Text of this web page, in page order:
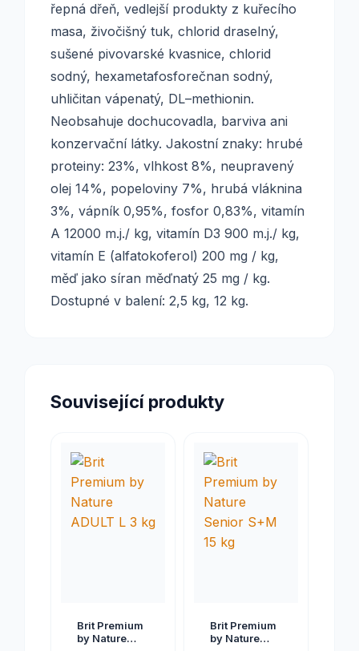
řepná dřeň, vedlejší produkty z kuřecího
masa, živočišný tuk, chlorid draselný,
sušené pivovarské kvasnice, chlorid
sodný, hexametafosforečnan sodný,
uhličitan vápenatý, DL–methionin.
Neobsahuje dochucovadla, barviva ani
konzervační látky. Jakostní znaky: hrubé
proteiny: 23%, vlhkost 8%, neupravený
olej 14%, popeloviny 7%, hrubá vláknina
3%, vápník 0,95%, fosfor 0,83%, vitamín
A 12000 m.j./ kg, vitamín D3 900 m.j./ kg,
vitamín E (alfatokoferol) 200 mg / kg,
měď jako síran měďnatý 25 mg / kg.
Dostupné v balení: 2,5 kg, 12 kg.
Související produkty
Brit Premium
by Nature
Brit Premium
by Nature